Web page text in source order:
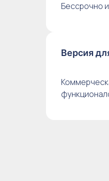
Бессрочно
Версия